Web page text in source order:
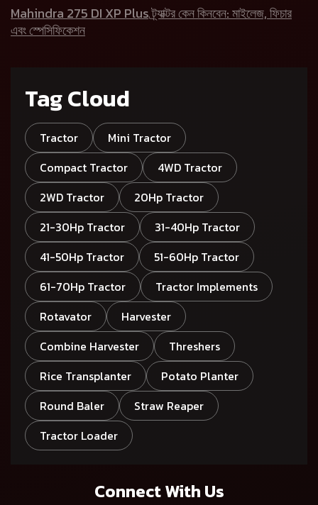
Mahindra 275 DI XP Plus ট্র্যাক্টর কেন কিনবেন: মাইলেজ, ফিচার
এবং স্পেসিফিকেশন
Tag Cloud
Tractor
Mini Tractor
Compact Tractor
4WD Tractor
2WD Tractor
20Hp Tractor
21-30Hp Tractor
31-40Hp Tractor
41-50Hp Tractor
51-60Hp Tractor
61-70Hp Tractor
Tractor Implements
Rotavator
Harvester
Combine Harvester
Threshers
Rice Transplanter
Potato Planter
Round Baler
Straw Reaper
Tractor Loader
Connect With Us